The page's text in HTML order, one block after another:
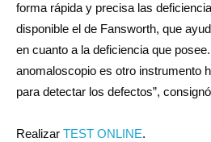
forma rápida y precisa las
disponible el de Fansworth, que
en cuanto a la deficiencia que
anomaloscopio es otro instrumento
para detectar los defectos”,
Realizar TEST ONLINE.